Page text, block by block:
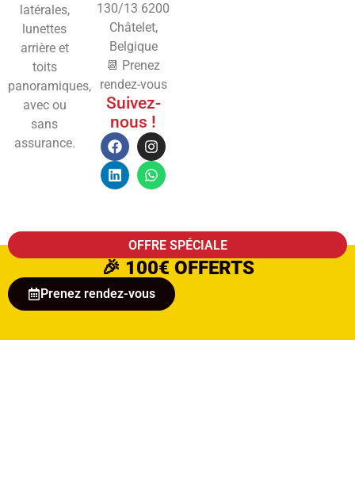
latérales,
lunettes
arrière et
toits
panoramiques,
avec ou
sans
assurance.
130/13 6200
Châtelet,
Belgique
📆 Prenez
rendez-vous
Suivez-
nous !
OFFRE SPÉCIALE
🎉 100€ OFFERTS
Prenez rendez-vous